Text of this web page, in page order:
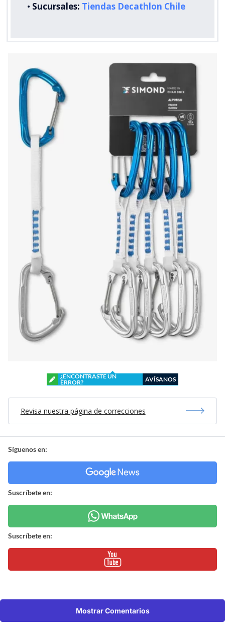
• Sucursales: Tiendas Decathlon Chile
¿ENCONTRASTE UN
ERROR?
AVÍSANOS
Revisa nuestra página de correcciones
Síguenos en:
Suscríbete en:
Suscríbete en:
Mostrar Comentarios